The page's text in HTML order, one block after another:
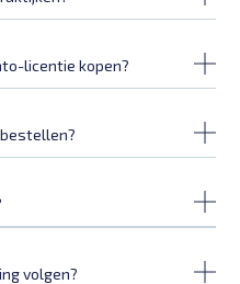
licentie kopen?
volgen?